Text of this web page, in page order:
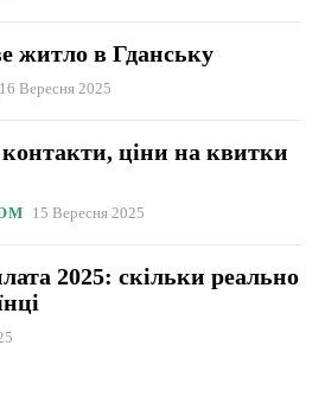
житло в Гданську
16 Вересня 2025
ціни на квитки
15 Вересня 2025
2025: скільки реально